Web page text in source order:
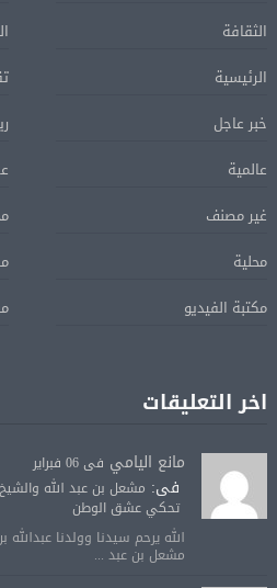
الثقافة
الرئيسية
خبر عاجل
عالمية
غير مصنف
محلية
مكتبة الفيديو
اخر التعليقات
مانع اليامي فى 06 فبراير
فى: مشعل بن عبد الله
تحكي عشق الوطن
الله يرحم سيدنا وولدنا
مشعل بن عبد ...